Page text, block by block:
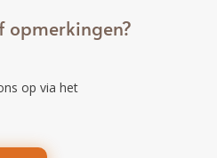
opmerkingen?
op via het